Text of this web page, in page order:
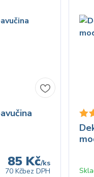
85 Kč/ks
70 Kčbez DPH